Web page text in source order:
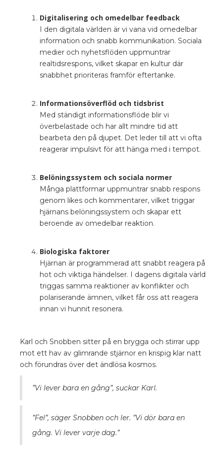
Digitalisering och omedelbar feedback
I den digitala världen är vi vana vid omedelbar
information och snabb kommunikation. Sociala
medier och nyhetsflöden uppmuntrar
realtidsrespons, vilket skapar en kultur där
snabbhet prioriteras framför eftertanke.
Informationsöverflöd och tidsbrist
Med ständigt informationsflöde blir vi
överbelastade och har allt mindre tid att
bearbeta den på djupet. Det leder till att vi ofta
reagerar impulsivt för att hänga med i tempot.
Belöningssystem och sociala normer
Många plattformar uppmuntrar snabb respons
genom likes och kommentarer, vilket triggar
hjärnans belöningssystem och skapar ett
beroende av omedelbar reaktion.
Biologiska faktorer
Hjärnan är programmerad att snabbt reagera på
hot och viktiga händelser. I dagens digitala värld
triggas samma reaktioner av konflikter och
polariserande ämnen, vilket får oss att reagera
innan vi hunnit resonera.
Karl och Snobben sitter på en brygga och stirrar upp
mot ett hav av glimrande stjärnor en krispig klar natt
och förundras över det ändlösa kosmos.
”Vi lever bara en gång”, suckar Karl.
”Fel”, säger Snobben och ler. ”Vi dör bara en
gång. Vi lever varje dag.”